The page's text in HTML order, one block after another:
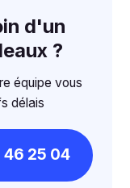
d'un
?
équipe vous
délais
46 25 04